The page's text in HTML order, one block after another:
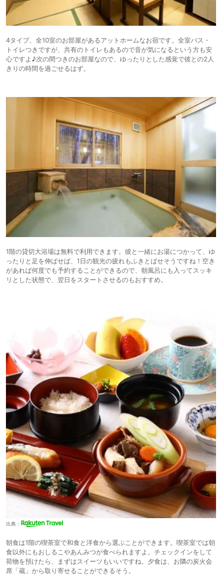
4タイプ、全10室のお部屋があるアットホームなお宿です。全室バス・
トイレつきですが、共有のトイレもあるので音が気になるという方も安
心ですよ♪次の間つきのお部屋なので、ゆったりとした感覚で彼との2人
きりの時間を過ごせるはず。
1階の貸切大浴場は無料で利用できます。彼と一緒にお湯につかって、ゆ
ったりと足を伸ばせば、1日の観光の疲れもふきとばせそうですね！空き
があれば何度でも予約することができるので、朝風呂にも入ってスッキ
リとした状態で、翌日をスタートさせるのもおすすめ。
出典：
朝食は1階の喫茶室で和食と洋食から選ぶことができます。喫茶室では朝
食以外にもおしるこやあんみつが食べられますよ。チェックインをして
荷物を預けたら、まずはスイーツもいいですね。夕食は、お隣の炭火会
席「蔵」から取り寄せることができるそう。